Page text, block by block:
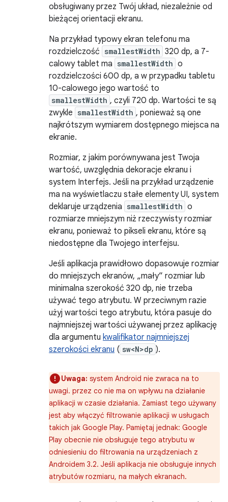
obsługiwany przez Twój układ, niezależnie od
bieżącej orientacji ekranu.
Na przykład typowy ekran telefonu ma
rozdzielczość smallestWidth 320 dp, a 7-
calowy tablet ma smallestWidth o
rozdzielczości 600 dp, a w przypadku tabletu
10-calowego jego wartość to
smallestWidth , czyli 720 dp. Wartości te są
zwykle smallestWidth , ponieważ są one
najkrótszym wymiarem dostępnego miejsca na
ekranie.
Rozmiar, z jakim porównywana jest Twoja
wartość, uwzględnia dekoracje ekranu i
system Interfejs. Jeśli na przykład urządzenie
ma na wyświetlaczu stałe elementy UI, system
deklaruje urządzenia smallestWidth o
rozmiarze mniejszym niż rzeczywisty rozmiar
ekranu, ponieważ to pikseli ekranu, które są
niedostępne dla Twojego interfejsu.
Jeśli aplikacja prawidłowo dopasowuje rozmiar
do mniejszych ekranów, „mały” rozmiar lub
minimalna szerokość 320 dp, nie trzeba
używać tego atrybutu. W przeciwnym razie
użyj wartości tego atrybutu, która pasuje do
najmniejszej wartości używanej przez aplikację
dla argumentu kwalifikator najmniejszej
szerokości ekranu ( sw<N>dp ).
Uwaga: system Android nie zwraca na to
uwagi. przez co nie ma on wpływu na działanie
aplikacji w czasie działania. Zamiast tego używany
jest aby włączyć filtrowanie aplikacji w usługach
takich jak Google Play. Pamiętaj jednak: Google
Play obecnie nie obsługuje tego atrybutu w
odniesieniu do filtrowania na urządzeniach z
Androidem 3.2. Jeśli aplikacja nie obsługuje innych
atrybutów rozmiaru, na małych ekranach.